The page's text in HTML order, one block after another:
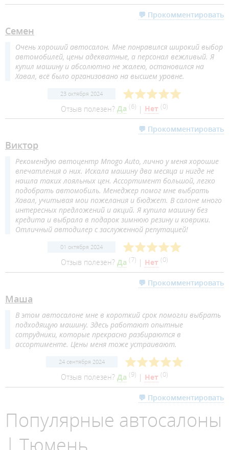
💬 Прокомментировать
Семен
Очень хороший автосалон. Мне понравился широкий выбор
автомобилей, цены адекватные, а персонал вежливый. Я
купил машину и абсолютно не жалею, остановился на
Хавал, всё было организовано на высшем уровне.
23 октября 2024
Отзыв полезен? Да (6) | Нет (0)
💬 Прокомментировать
Виктор
Рекомендую автоцентр Mnogo Auto, лично у меня хорошие
впечатления о них. Искала машину два месяца и нигде не
нашла таких лояльных цен. Ассортимент большой, легко
подобрать автомобиль. Менеджер помог мне выбрать
Хавал, учитывая мои пожелания и бюджет. В салоне много
интересных предложений и акций. Я купила машину без
кредита и выбрала в подарок зимнюю резину и коврики.
Отличный автодилер с заслуженной репутацией!
01 октября 2024
Отзыв полезен? Да (7) | Нет (0)
💬 Прокомментировать
Маша
В этом автосалоне мне в короткий срок помогли выбрать
подходящую машину. Здесь работают опытные
сотрудники, которые прекрасно разбираются в
ассортименте. Цены меня тоже устраивают.
24 сентября 2024
Отзыв полезен? Да (9) | Нет (0)
💬 Прокомментировать
Популярные автосалоны
| Тюмень